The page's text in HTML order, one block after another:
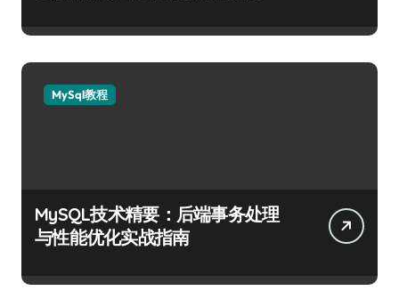
MySql教程
MySQL技术精要：后端事务处理
与性能优化实战指南